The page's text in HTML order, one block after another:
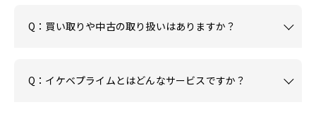
Q：買い取りや中古の取り扱いはありますか？
Q：イケベプライムとはどんなサービスですか？